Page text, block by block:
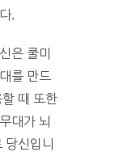
.
은 쿨미
를 만드
때 또한
대가 뇌
당신입니